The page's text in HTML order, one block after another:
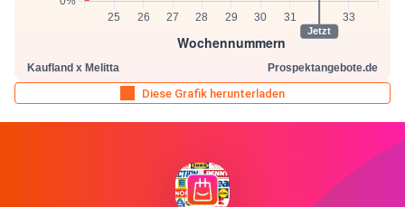
Diese Grafik herunterladen